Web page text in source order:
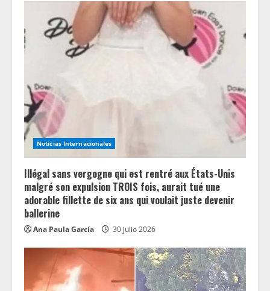
R
a
d
i
n
g
Noticias Internacionales
Illégal sans vergogne qui est rentré aux États-Unis
malgré son expulsion TROIS fois, aurait tué une
adorable fillette de six ans qui voulait juste devenir
ballerine
Ana Paula García 30 julio 2026